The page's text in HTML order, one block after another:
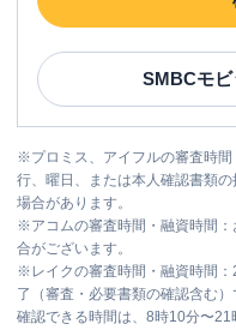
SMBCモビ
※プロミス、アイフルの審査時
行、曜日、または本人確認書類
場合があります。
※アコムの審査時間・融資時間
合がございます。
※ レイクの審査時間・融資時間
了（審査・必要書類の確認含む
確認できる時間は、8時10分〜